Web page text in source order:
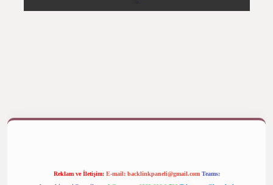
Reklam ve İletişim: E-mail: backlinkpaneli@gmail.com Teams: